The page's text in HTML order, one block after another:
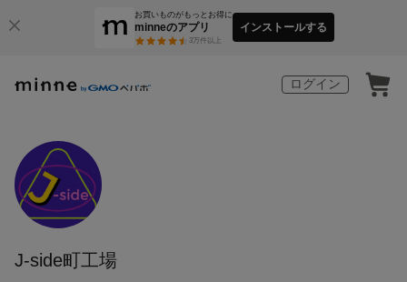
お買いものがもっとお得に
minneのアプリ
3万件以上
インストールする
ログイン
J-side町工場